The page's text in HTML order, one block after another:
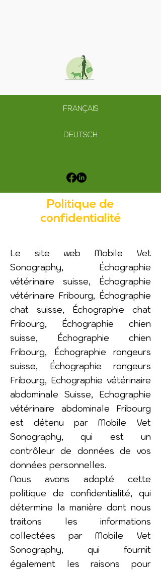
FRANÇAIS
DEUTSCH
Politique de
confidentialité
Le site web Mobile Vet
Sonography, Échographie
vétérinaire suisse, Échographie
vétérinaire Fribourg, Échographie
chat suisse, Échographie chat
Fribourg, Échographie chien
suisse, Échographie chien
Fribourg, Échographie rongeurs
suisse, Échographie rongeurs
Fribourg, Echographie vétérinaire
abdominale Suisse, Echographie
vétérinaire abdominale Fribourg
est détenu par Mobile Vet
Sonography, qui est un
contrôleur de données de vos
données personnelles.
Nous avons adopté cette
politique de confidentialité, qui
détermine la manière dont nous
traitons les informations
collectées par Mobile Vet
Sonography, qui fournit
également les raisons pour